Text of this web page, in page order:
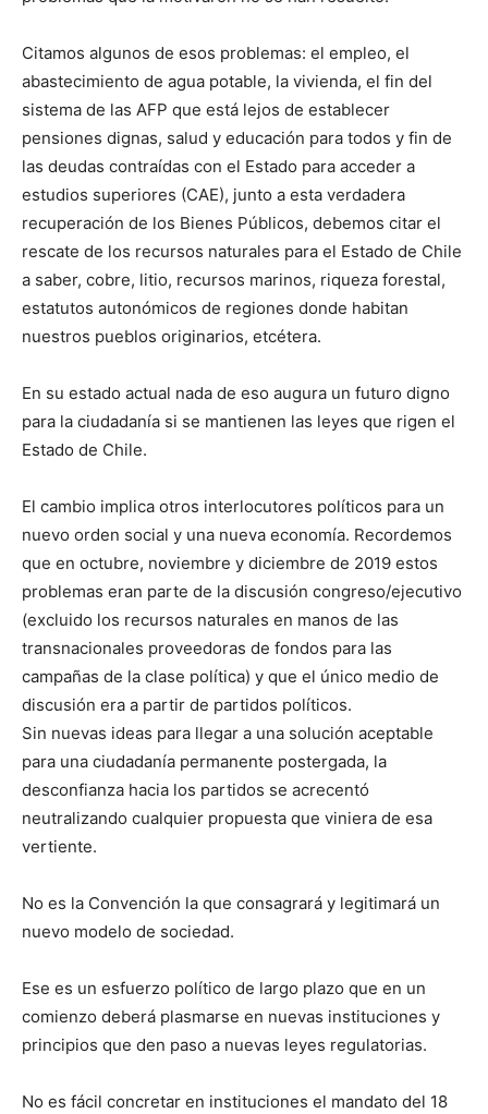
Citamos algunos de esos problemas: el empleo, el
abastecimiento de agua potable, la vivienda, el fin del
sistema de las AFP que está lejos de establecer
pensiones dignas, salud y educación para todos y fin de
las deudas contraídas con el Estado para acceder a
estudios superiores (CAE), junto a esta verdadera
recuperación de los Bienes Públicos, debemos citar el
rescate de los recursos naturales para el Estado de Chile
a saber, cobre, litio, recursos marinos, riqueza forestal,
estatutos autonómicos de regiones donde habitan
nuestros pueblos originarios, etcétera.
En su estado actual nada de eso augura un futuro digno
para la ciudadanía si se mantienen las leyes que rigen el
Estado de Chile.
El cambio implica otros interlocutores políticos para un
nuevo orden social y una nueva economía. Recordemos
que en octubre, noviembre y diciembre de 2019 estos
problemas eran parte de la discusión congreso/ejecutivo
(excluido los recursos naturales en manos de las
transnacionales proveedoras de fondos para las
campañas de la clase política) y que el único medio de
discusión era a partir de partidos políticos.
Sin nuevas ideas para llegar a una solución aceptable
para una ciudadanía permanente postergada, la
desconfianza hacia los partidos se acrecentó
neutralizando cualquier propuesta que viniera de esa
vertiente.
No es la Convención la que consagrará y legitimará un
nuevo modelo de sociedad.
Ese es un esfuerzo político de largo plazo que en un
comienzo deberá plasmarse en nuevas instituciones y
principios que den paso a nuevas leyes regulatorias.
No es fácil concretar en instituciones el mandato del 18